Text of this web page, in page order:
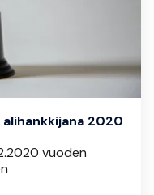
2020
vuoden